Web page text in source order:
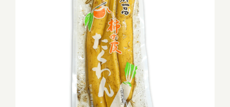
柿の皮たくわん